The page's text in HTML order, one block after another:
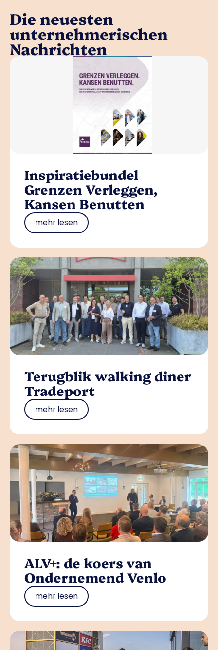
Die neuesten
unternehmerischen
Nachrichten
Inspiratiebundel
Grenzen Verleggen,
Kansen Benutten
mehr lesen
Terugblik walking diner
Tradeport
mehr lesen
ALV+: de koers van
Ondernemend Venlo
mehr lesen